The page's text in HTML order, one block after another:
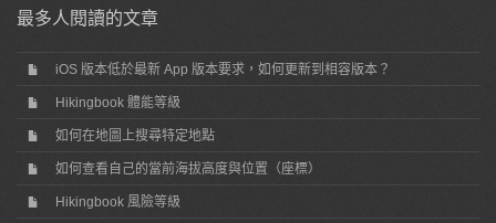
最多人閱讀的文章
iOS 版本低於最新 App 版本要求，如何更新到相容版本？
Hikingbook 體能等級
如何在地圖上搜尋特定地點
如何查看自己的當前海拔高度與位置（座標）
Hikingbook 風險等級